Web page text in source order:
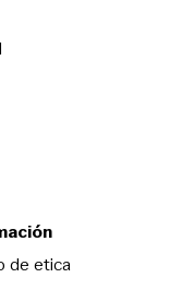
in new window
de eticaOpens in new